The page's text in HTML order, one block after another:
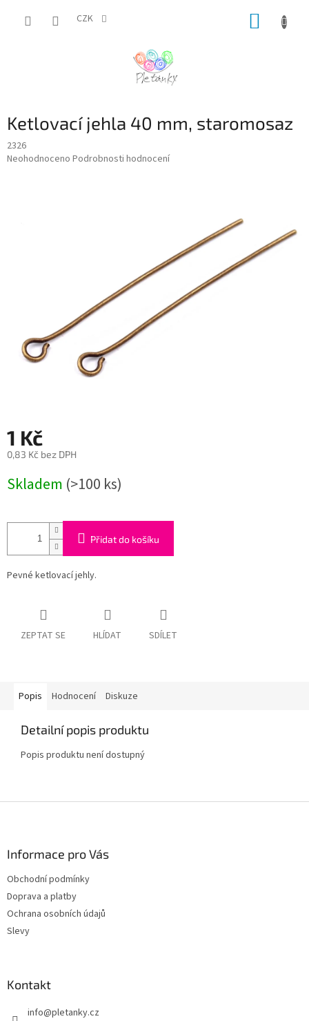
CZK
Ketlovací jehla 40 mm, staromosaz
2326
Průměrné
Neohodnoceno Podrobnosti hodnocení
1 Kč
0,83 Kč bez DPH
cena:
Skladem (>100 ks)
Přidat do košíku
Pevné ketlovací jehly.
ZEPTAT SE HLÍDAT SDÍLET
Popis Hodnocení Diskuze
Detailní popis produktu
Popis produktu není dostupný
Informace pro Vás
Obchodní podmínky
Doprava a platby
Ochrana osobních údajů
Slevy
Kontakt
info@pletanky.cz